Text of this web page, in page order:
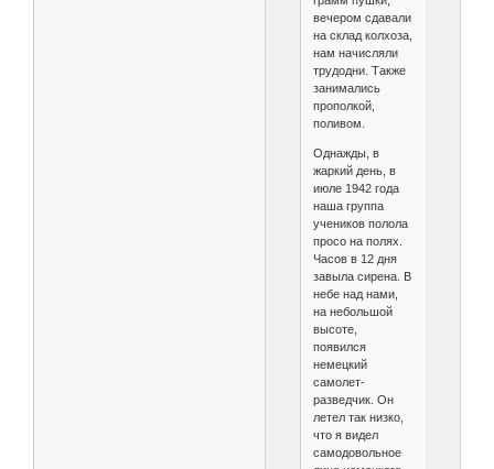
вечером сдавали
на склад колхоза,
нам начисляли
трудодни. Также
занимались
прополкой,
поливом.
Однажды, в
жаркий день, в
июле 1942 года
наша группа
учеников полола
просо на полях.
Часов в 12 дня
завыла сирена. В
небе над нами,
на небольшой
высоте,
появился
немецкий
самолет-
разведчик. Он
летел так низко,
что я видел
самодовольное